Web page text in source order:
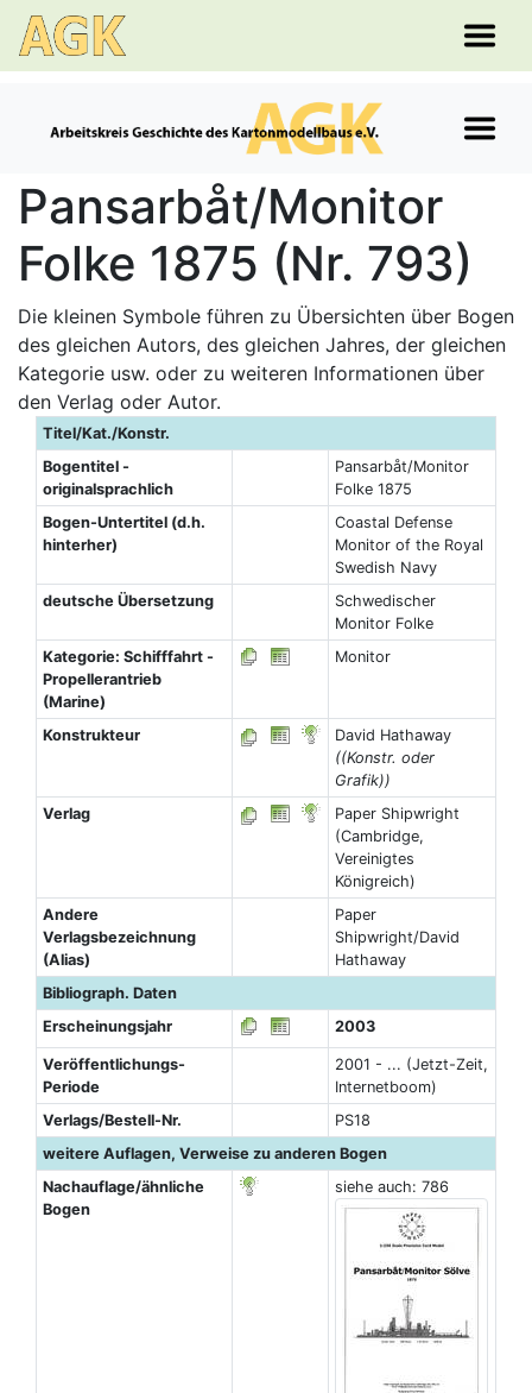
Pansarbåt/Monitor
Folke 1875 (Nr. 793)
Die kleinen Symbole führen zu Übersichten über Bogen
des gleichen Autors, des gleichen Jahres, der gleichen
Kategorie usw. oder zu weiteren Informationen über
den Verlag oder Autor.
Titel/Kat./Konstr.
Bogentitel -
originalsprachlich
Pansarbåt/Monitor
Folke 1875
Bogen-Untertitel (d.h.
hinterher)
Coastal Defense
Monitor of the Royal
Swedish Navy
deutsche Übersetzung
Schwedischer
Monitor Folke
Kategorie: Schifffahrt -
Propellerantrieb
(Marine)
Monitor
Konstrukteur
David Hathaway
((Konstr. oder
Grafik))
Verlag
Paper Shipwright
(Cambridge,
Vereinigtes
Königreich)
Andere
Verlagsbezeichnung
(Alias)
Paper
Shipwright/David
Hathaway
Bibliograph. Daten
Erscheinungsjahr
2003
Veröffentlichungs-
Periode
2001 - ... (Jetzt-Zeit,
Internetboom)
Verlags/Bestell-Nr.
PS18
weitere Auflagen, Verweise zu anderen Bogen
Nachauflage/ähnliche
Bogen
siehe auch: 786